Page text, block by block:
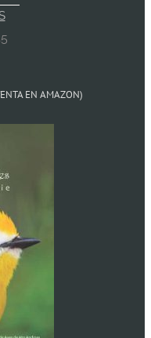
EN AMAZON)